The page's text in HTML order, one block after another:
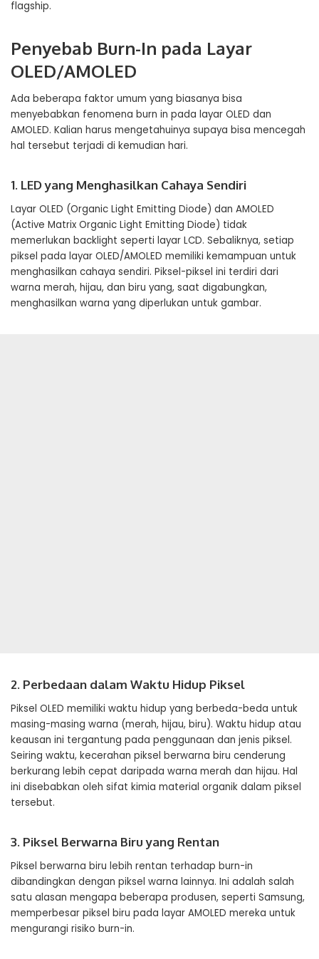
flagship.
Penyebab Burn-In pada Layar
OLED/AMOLED
Ada beberapa faktor umum yang biasanya bisa
menyebabkan fenomena burn in pada layar OLED dan
AMOLED. Kalian harus mengetahuinya supaya bisa mencegah
hal tersebut terjadi di kemudian hari.
1. LED yang Menghasilkan Cahaya Sendiri
Layar OLED (Organic Light Emitting Diode) dan AMOLED
(Active Matrix Organic Light Emitting Diode) tidak
memerlukan backlight seperti layar LCD. Sebaliknya, setiap
piksel pada layar OLED/AMOLED memiliki kemampuan untuk
menghasilkan cahaya sendiri. Piksel-piksel ini terdiri dari
warna merah, hijau, dan biru yang, saat digabungkan,
menghasilkan warna yang diperlukan untuk gambar.
2. Perbedaan dalam Waktu Hidup Piksel
Piksel OLED memiliki waktu hidup yang berbeda-beda untuk
masing-masing warna (merah, hijau, biru). Waktu hidup atau
keausan ini tergantung pada penggunaan dan jenis piksel.
Seiring waktu, kecerahan piksel berwarna biru cenderung
berkurang lebih cepat daripada warna merah dan hijau. Hal
ini disebabkan oleh sifat kimia material organik dalam piksel
tersebut.
3. Piksel Berwarna Biru yang Rentan
Piksel berwarna biru lebih rentan terhadap burn-in
dibandingkan dengan piksel warna lainnya. Ini adalah salah
satu alasan mengapa beberapa produsen, seperti Samsung,
memperbesar piksel biru pada layar AMOLED mereka untuk
mengurangi risiko burn-in.